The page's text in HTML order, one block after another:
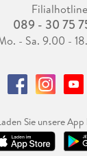
Filialhotline
089 - 30 75
- Sa. 9.00 -
Sie unsere